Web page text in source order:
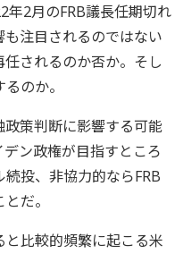
年2月のFRB議長任期切れ
注目されるのではない
されるのか否か。そし
のか。
策判断に影響する可能
ン政権が目指すところ
投、非協力的ならFRB
だ。
比較的頻繁に起こる米